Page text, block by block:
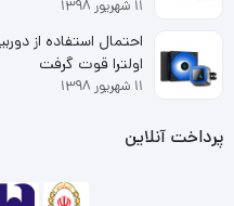
۱۱ شهریور ۱۳۹۸
اولترا قوت گرفت
۱۱ شهریور ۱۳۹۸
پرداخت آنلاین